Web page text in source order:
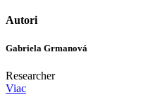
Autori
Gabriela Grmanová
Researcher
Viac